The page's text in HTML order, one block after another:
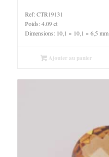
Ref: CTR19131
Poids: 4.09 ct
Dimensions: 10,1 × 10,1 × 6,5 mm
Ajouter au panier